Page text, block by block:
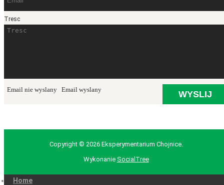
Tresc
Email nie wyslany Email wyslany
Copyright © 2026 Eksperymentarium Chojnice.
Wykonanie SocialTree
Home